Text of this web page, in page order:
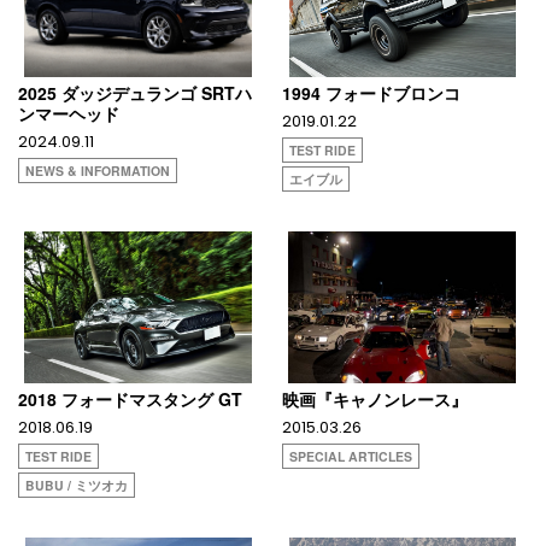
2025 ダッジデュランゴ SRTハ
ンマーヘッド
2024.09.11
NEWS & INFORMATION
1994 フォードブロンコ
2019.01.22
TEST RIDE
エイブル
2018 フォードマスタング GT
2018.06.19
TEST RIDE
BUBU / ミツオカ
映画『キャノンレース』
2015.03.26
SPECIAL ARTICLES